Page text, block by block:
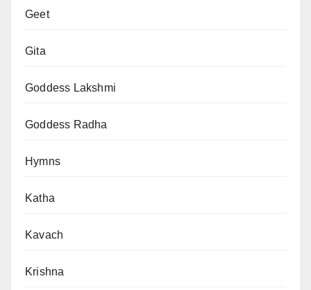
Geet
Gita
Goddess Lakshmi
Goddess Radha
Hymns
Katha
Kavach
Krishna